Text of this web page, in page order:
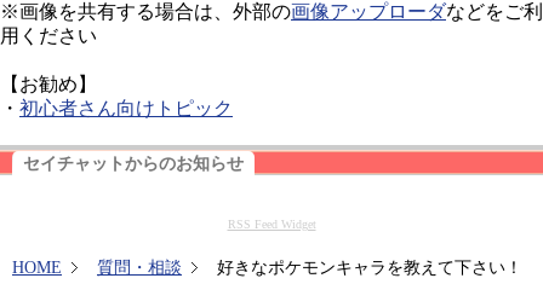
※画像を共有する場合は、外部の画像アップローダなどをご利
用ください
【お勧め】
・ 初心者さん向けトピック
セイチャットからのお知らせ
RSS Feed Widget
HOME 質問・相談 好きなポケモンキャラを教えて下さい！